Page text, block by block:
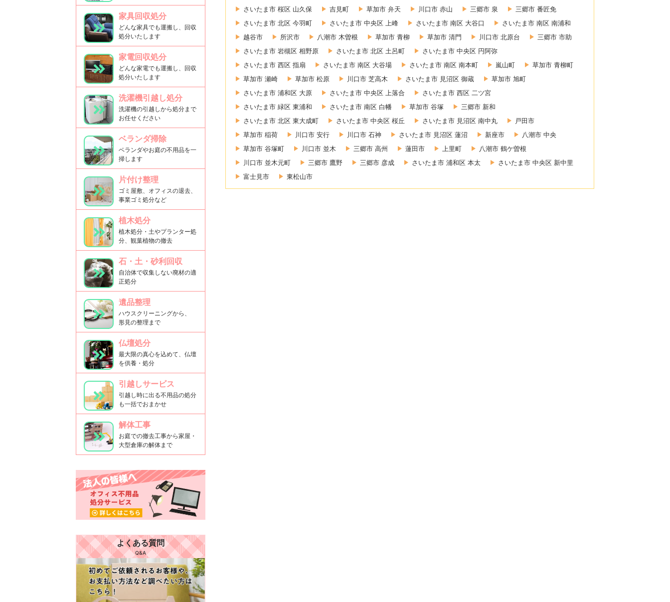
さいたま市 桜区 山久保
吉見町 草加市 弁天 川口市 赤山 三郷市 泉
三郷市 番匠免
さいたま市 北区 今羽町
さいたま市 中央区 上峰 さいたま市 南区 大谷口
さいたま市 南区 南浦和
越谷市
所沢市 八潮市 木曽根 草加市 青柳 草加市 清門 川口市 北原台
三郷市 市助
さいたま市 岩槻区 相野原
さいたま市 北区 土呂町
さいたま市 中央区 円阿弥
さいたま市 西区 指扇
さいたま市 南区 大谷場 さいたま市 南区 南本町 嵐山町
草加市 青柳町
草加市 瀬崎
草加市 松原 川口市 芝高木 さいたま市 見沼区 御蔵
草加市 旭町
さいたま市 浦和区 大原
さいたま市 中央区 上落合
さいたま市 西区 二ツ宮
さいたま市 緑区 東浦和
さいたま市 南区 白幡 草加市 谷塚
三郷市 新和
さいたま市 北区 東大成町
さいたま市 中央区 桜丘 さいたま市 見沼区 南中丸
戸田市
草加市 稲荷
川口市 安行 川口市 石神 さいたま市 見沼区 蓮沼 新座市
八潮市 中央
草加市 谷塚町
川口市 並木 三郷市 高州 蓮田市 上里町
八潮市 鶴ケ曽根
川口市 並木元町
三郷市 鷹野 三郷市 彦成 さいたま市 浦和区 本太
さいたま市 中央区 新中里
富士見市
東松山市
家具回収処分
どんな家具でも運搬し、回収
処分いたします
家電回収処分
どんな家電でも運搬し、回収
処分いたします
洗濯機引越し処分
洗濯機の引越しから処分まで
お任せください
ベランダ掃除
ベランダやお庭の不用品を一
掃します
片付け整理
ゴミ屋敷、オフィスの退去、
事業ゴミ処分など
植木処分
植木処分・土やプランター処
分、観葉植物の撤去
石・土・砂利回収
自治体で収集しない廃材の適
正処分
遺品整理
ハウスクリーニングから、
形見の整理まで
仏壇処分
最大限の真心を込めて、仏壇
を供養・処分
引越しサービス
引越し時に出る不用品の処分
も一括でおまかせ
解体工事
お庭での撤去工事から家屋・
大型倉庫の解体まで
よくある質問
Q&A